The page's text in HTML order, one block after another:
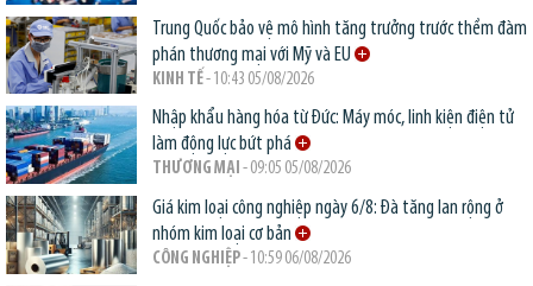
Trung Quốc bảo vệ mô hình tăng trưởng trước thềm đàm
phán thương mại với Mỹ và EU
KINH TẾ- 10:43 05/08/2026
Nhập khẩu hàng hóa từ Đức: Máy móc, linh kiện điện tử
làm động lực bứt phá
THƯƠNG MẠI - 09:05 05/08/2026
Giá kim loại công nghiệp ngày 6/8: Đà tăng lan rộng ở
nhóm kim loại cơ bản
CÔNG NGHIỆP- 10:59 06/08/2026